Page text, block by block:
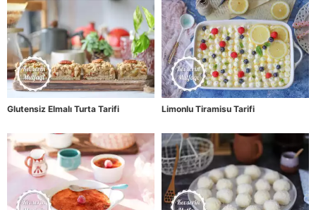
Glutensiz Elmalı Turta Tarifi Limonlu Tiramisu Tarifi